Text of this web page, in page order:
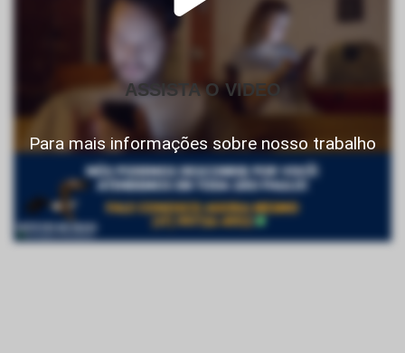
ASSISTA O VIDEO
Para mais informações sobre nosso trabalho